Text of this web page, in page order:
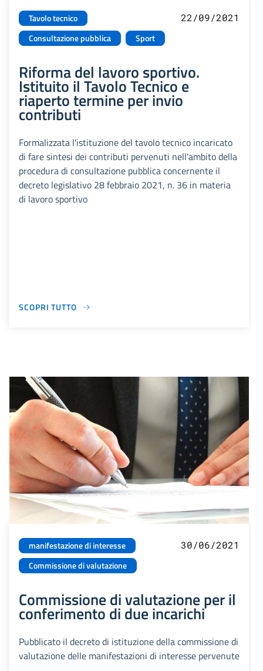
Tavolo tecnico
Consultazione pubblica
Sport
22/09/2021
Riforma del lavoro sportivo.
Istituito il Tavolo Tecnico e
riaperto termine per invio
contributi
Formalizzata l'istituzione del tavolo tecnico incaricato
di fare sintesi dei contributi pervenuti nell'ambito della
procedura di consultazione pubblica concernente il
decreto legislativo 28 febbraio 2021, n. 36 in materia
di lavoro sportivo
SCOPRI TUTTO
manifestazione di interesse
Commissione di valutazione
30/06/2021
Commissione di valutazione per il
conferimento di due incarichi
Pubblicato il decreto di istituzione della commissione di
valutazione delle manifestazioni di interesse pervenute